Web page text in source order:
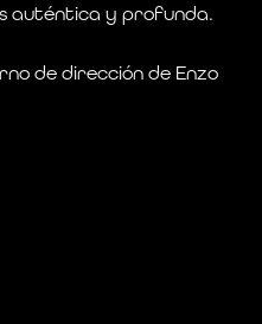
auténtica y profunda.
de dirección de Enzo